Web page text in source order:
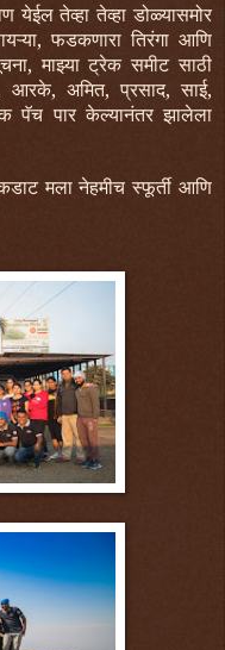
येईल तेव्हा तेव्हा डोळ्यासमोर
फडकणारा तिरंगा आणि
माझ्या ट्रेक समीट साठी
आरके, अमित, प्रसाद, साई,
पॅच पार केल्यानंतर झालेला
मला नेहमीच स्फूर्ती आणि